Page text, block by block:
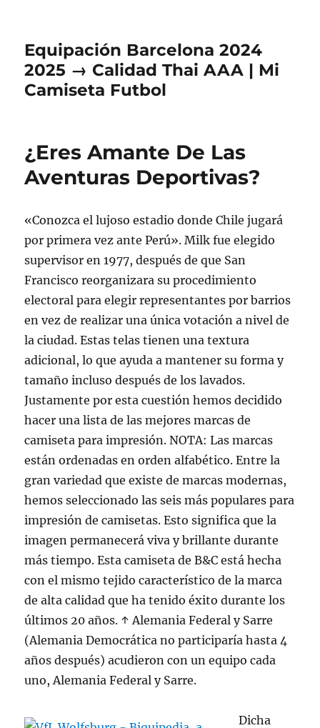
Equipación Barcelona 2024
2025 → Calidad Thai AAA | Mi
Camiseta Futbol
¿Eres Amante De Las
Aventuras Deportivas?
«Conozca el lujoso estadio donde Chile jugará
por primera vez ante Perú». Milk fue elegido
supervisor en 1977, después de que San
Francisco reorganizara su procedimiento
electoral para elegir representantes por barrios
en vez de realizar una única votación a nivel de
la ciudad. Estas telas tienen una textura
adicional, lo que ayuda a mantener su forma y
tamaño incluso después de los lavados.
Justamente por esta cuestión hemos decidido
hacer una lista de las mejores marcas de
camiseta para impresión. NOTA: Las marcas
están ordenadas en orden alfabético. Entre la
gran variedad que existe de marcas modernas,
hemos seleccionado las seis más populares para
impresión de camisetas. Esto significa que la
imagen permanecerá viva y brillante durante
más tiempo. Esta camiseta de B&C está hecha
con el mismo tejido característico de la marca
de alta calidad que ha tenido éxito durante los
últimos 20 años. ↑ Alemania Federal y Sarre
(Alemania Democrática no participaría hasta 4
años después) acudieron con un equipo cada
uno, Alemania Federal y Sarre.
Dicha